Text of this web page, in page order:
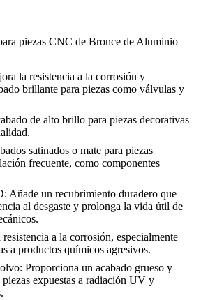
piezas CNC de Bronce de Aluminio
la resistencia a la corrosión y
brillante para piezas como válvulas y
de alto brillo para piezas decorativas
satinados o mate para piezas
frecuente, como componentes
: Añade un recubrimiento duradero que
al desgaste y prolonga la vida útil de
a la corrosión, especialmente
a productos químicos agresivos.
: Proporciona un acabado grueso y
expuestas a radiación UV y